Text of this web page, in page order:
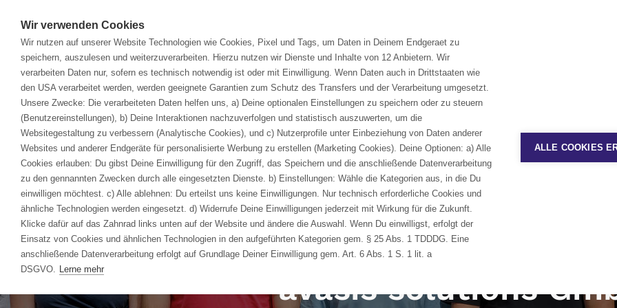
Solutions
avasis-Lösungen
avaRIMx
Teamcenter Medical Device Solution
Teamcenter Industrial Machinery Solution
Teamcenter avaBase
Polarion Medical Device Solutions
Polarion
Siemens
Product Engineering Software
Designcenter Solid Edge CAD
Branchen
Unsere Fachgebiete
Medizintechnik
Maschinen-, Geräte- und Anlagenbau
avasis Dienstleistungen
Consulting
Implementation
Support
Veranstaltungskalender
Veranstaltungskalender
On-Demand Webinare
On Demand Webinare
Homepage > Unternehmen > avasis > Über uns > avasis solutions GmbH
avasis solutions
Wir verwenden Cookies
Wir nutzen auf unserer Website Technologien wie Cookies, Pixel und Tags, um Daten in Deinem Endgeraet zu
speichern, auszulesen und weiterzuverarbeiten. Hierzu nutzen wir Dienste und Inhalte von 12 Anbietern. Wir
verarbeiten Daten nur, sofern es technisch notwendig ist oder mit Einwilligung. Wenn Daten auch in Drittstaaten wie
den USA verarbeitet werden, werden geeignete Garantien zum Schutz des Transfers und der Verarbeitung umgesetzt.
Unsere Zwecke: Die verarbeiteten Daten helfen uns, a) Deine optionalen Einstellungen zu speichern oder zu steuern
(Benutzereinstellungen), b) Deine Interaktionen nachzuverfolgen und statistisch auszuwerten, um die
Websitegestaltung zu verbessern (Analytische Cookies), und c) Nutzerprofile unter Einbeziehung von Daten anderer
Websites und anderer Endgeräte für personalisierte Werbung zu erstellen (Marketing Cookies). Deine Optionen: a) Alle
Cookies erlauben: Du gibst Deine Einwilligung für den Zugriff, das Speichern und die anschließende Datenverarbeitung
zu den gennannten Zwecken durch alle eingesetzten Dienste. b) Einstellungen: Wähle die Kategorien aus, in die Du
einwilligen möchtest. c) Alle ablehnen: Du erteilst uns keine Einwilligungen. Nur technisch erforderliche Cookies und
ähnliche Technologien werden eingesetzt. d) Widerrufe Deine Einwilligungen jederzeit mit Wirkung für die Zukunft.
Klicke dafür auf das Zahnrad links unten auf der Website und ändere die Auswahl. Wenn Du einwilligst, erfolgt der
Einsatz von Cookies und ähnlichen Technologien in den aufgeführten Kategorien gem. § 25 Abs. 1 TDDDG. Eine
anschließende Datenverarbeitung erfolgt auf Grundlage Deiner Einwilligung gem. Art. 6 Abs. 1 S. 1 lit. a
DSGVO. Lerne mehr
ALLE COOKIES